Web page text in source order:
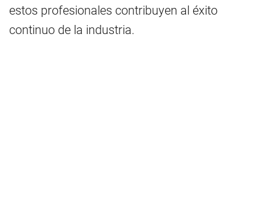
estos profesionales contribuyen al éxito
continuo de la industria.